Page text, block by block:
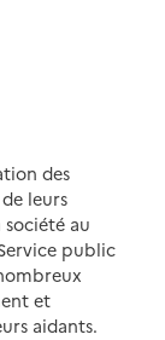
des
leurs
au
public
et
aidants.